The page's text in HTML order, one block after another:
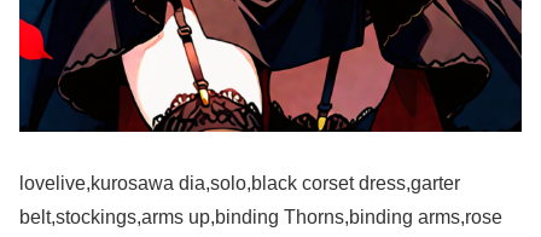
lovelive,kurosawa dia,solo,black corset dress,garter
belt,stockings,arms up,binding Thorns,binding arms,rose